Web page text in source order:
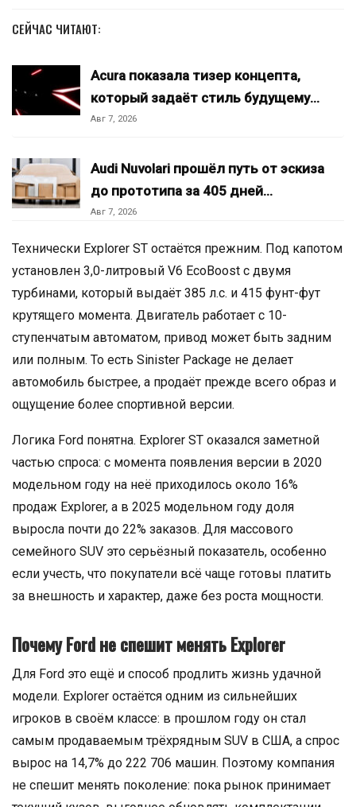
СЕЙЧАС ЧИТАЮТ:
Acura показала тизер концепта,
который задаёт стиль будущему…
Авг 7, 2026
Audi Nuvolari прошёл путь от эскиза
до прототипа за 405 дней…
Авг 7, 2026
Технически Explorer ST остаётся прежним. Под капотом
установлен 3,0-литровый V6 EcoBoost с двумя
турбинами, который выдаёт 385 л.с. и 415 фунт-фут
крутящего момента. Двигатель работает с 10-
ступенчатым автоматом, привод может быть задним
или полным. То есть Sinister Package не делает
автомобиль быстрее, а продаёт прежде всего образ и
ощущение более спортивной версии.
Логика Ford понятна. Explorer ST оказался заметной
частью спроса: с момента появления версии в 2020
модельном году на неё приходилось около 16%
продаж Explorer, а в 2025 модельном году доля
выросла почти до 22% заказов. Для массового
семейного SUV это серьёзный показатель, особенно
если учесть, что покупатели всё чаще готовы платить
за внешность и характер, даже без роста мощности.
Почему Ford не спешит менять Explorer
Для Ford это ещё и способ продлить жизнь удачной
модели. Explorer остаётся одним из сильнейших
игроков в своём классе: в прошлом году он стал
самым продаваемым трёхрядным SUV в США, а спрос
вырос на 14,7% до 222 706 машин. Поэтому компания
не спешит менять поколение: пока рынок принимает